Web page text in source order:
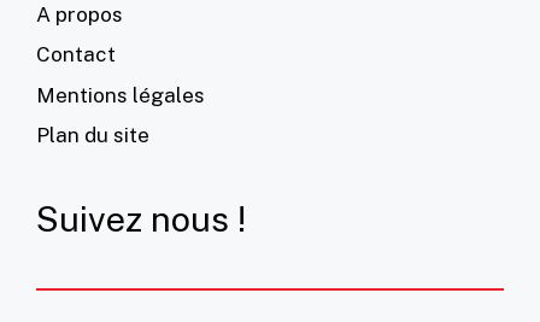
A propos
Contact
Mentions légales
Plan du site
Suivez nous !